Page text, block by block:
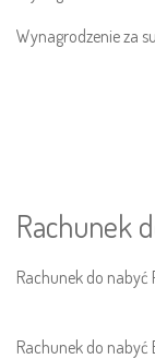
Wynagrodzenie za
Rachunek
Rachunek do nabyć
Rachunek do nabyć